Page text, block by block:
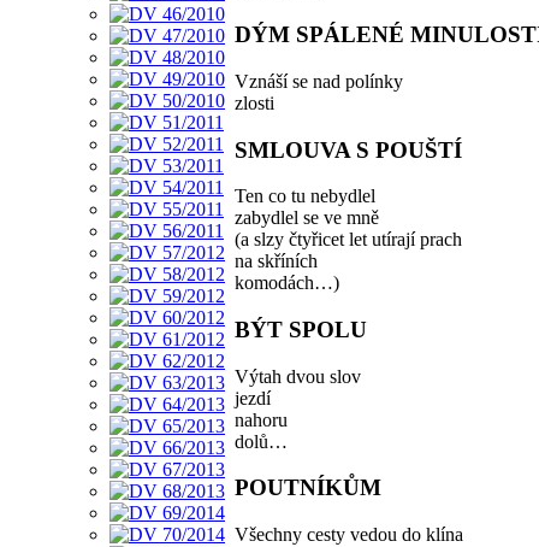
DÝM SPÁLENÉ
Vznáší se nad polínky
zlosti
SMLOUVA S POUŠTÍ
Ten co tu nebydlel
zabydlel se ve mně
(a slzy čtyřicet let utírají prach
na skříních
komodách…)
BÝT SPOLU
Výtah dvou slov
jezdí
nahoru
dolů…
POUTNÍKŮM
Všechny cesty vedou do klína